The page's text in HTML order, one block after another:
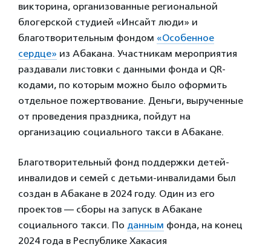
викторина, организованные региональной
блогерской студией «Инсайт люди» и
благотворительным фондом «Особенное
сердце» из Абакана. Участникам мероприятия
раздавали листовки с данными фонда и QR-
кодами, по которым можно было оформить
отдельное пожертвование. Деньги, вырученные
от проведения праздника, пойдут на
организацию социального такси в Абакане.
Благотворительный фонд поддержки детей-
инвалидов и семей с детьми-инвалидами был
создан в Абакане в 2024 году. Один из его
проектов — сборы на запуск в Абакане
социального такси. По данным фонда, на конец
2024 года в Республике Хакасия